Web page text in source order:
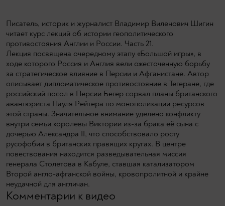
Писатель, историк и журналист Владимир Виленович Шигин
читает курс лекций об истории геополитического
противостояния Англии и России. Часть 21.
Лекция посвящена очередному этапу «Большой игры», в
ходе которого Россия и Англия вели ожесточенную борьбу
за стратегическое влияние в Персии и Афганистане. Автор
описывает дипломатическое противостояние в Тегеране, где
российский посол в Персии Бегер сорвал планы британского
авантюриста Пауля Рейтера по монополизации ресурсов
этой страны. Значительное внимание уделено конфликту
внутри семьи королевы Виктории из-за брака её сына с
дочерью Александра II, что способствовало росту
русофобии в британских правящих кругах. В центре
повествования находится разведывательная миссия
генерала Столетова в Кабуле, ставшая катализатором
Второй англо-афганской войны, кровопролитной и крайне
неудачной для англичан.
Комментарии к видео